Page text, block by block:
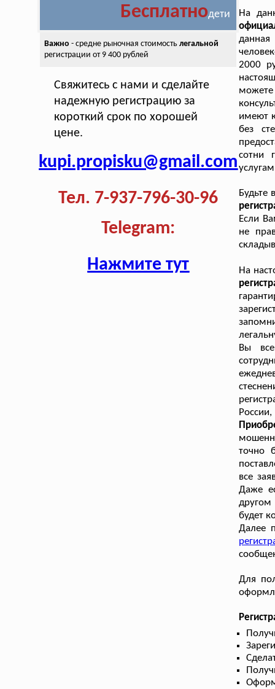
Бесплатнодети
Важно - средне рыночная стоимость легальной
регистрации от 9 400 рублей
Свяжитесь с нами и сделайте
надежную регистрацию за
короткий срок по хорошей
цене.
kupi.propisku@gmail.com
Тел. 7-937-796-30-96
Telegram:
Нажмите тут
На
2000
имеют
без
сотни
Будьте
Если
не
На
Вы
точно
все
Даже
будет
Далее
Для